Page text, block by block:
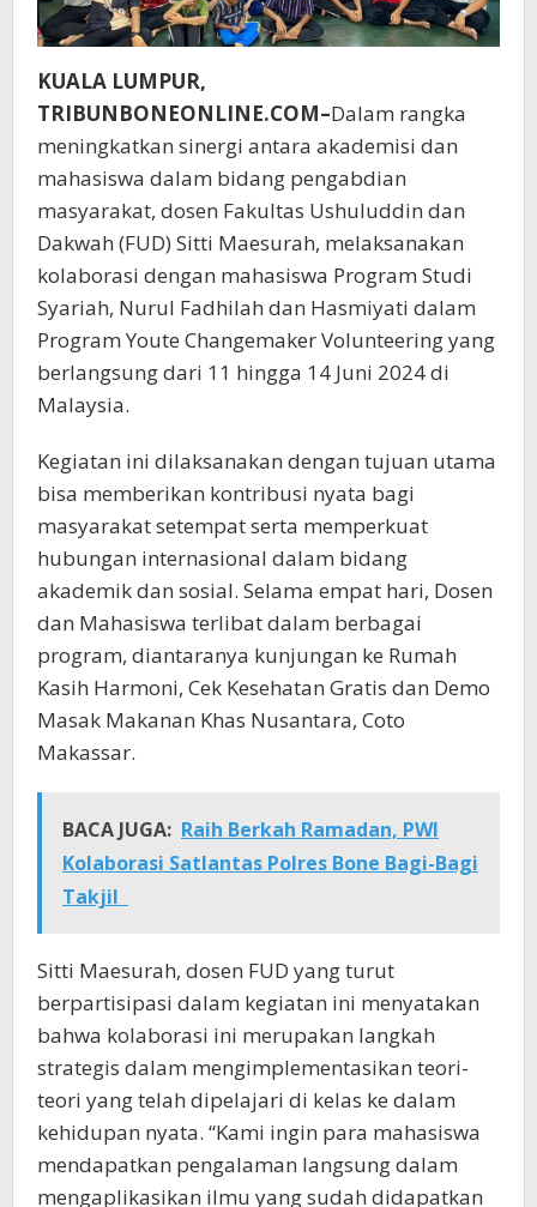
KUALA LUMPUR,
TRIBUNBONEONLINE.COM–Dalam rangka
meningkatkan sinergi antara akademisi dan
mahasiswa dalam bidang pengabdian
masyarakat, dosen Fakultas Ushuluddin dan
Dakwah (FUD) Sitti Maesurah, melaksanakan
kolaborasi dengan mahasiswa Program Studi
Syariah, Nurul Fadhilah dan Hasmiyati dalam
Program Youte Changemaker Volunteering yang
berlangsung dari 11 hingga 14 Juni 2024 di
Malaysia.
Kegiatan ini dilaksanakan dengan tujuan utama
bisa memberikan kontribusi nyata bagi
masyarakat setempat serta memperkuat
hubungan internasional dalam bidang
akademik dan sosial. Selama empat hari, Dosen
dan Mahasiswa terlibat dalam berbagai
program, diantaranya kunjungan ke Rumah
Kasih Harmoni, Cek Kesehatan Gratis dan Demo
Masak Makanan Khas Nusantara, Coto
Makassar.
BACA JUGA: Raih Berkah Ramadan, PWI
Kolaborasi Satlantas Polres Bone Bagi-Bagi
Takjil
Sitti Maesurah, dosen FUD yang turut
berpartisipasi dalam kegiatan ini menyatakan
bahwa kolaborasi ini merupakan langkah
strategis dalam mengimplementasikan teori-
teori yang telah dipelajari di kelas ke dalam
kehidupan nyata. “Kami ingin para mahasiswa
mendapatkan pengalaman langsung dalam
mengaplikasikan ilmu yang sudah didapatkan